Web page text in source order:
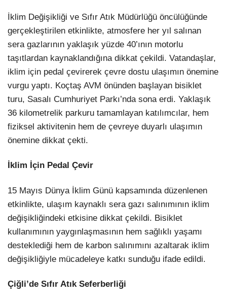
İklim Değişikliği ve Sıfır Atık Müdürlüğü öncülüğünde
gerçekleştirilen etkinlikte, atmosfere her yıl salınan
sera gazlarının yaklaşık yüzde 40’ının motorlu
taşıtlardan kaynaklandığına dikkat çekildi. Vatandaşlar,
iklim için pedal çevirerek çevre dostu ulaşımın önemine
vurgu yaptı. Koçtaş AVM önünden başlayan bisiklet
turu, Sasalı Cumhuriyet Parkı’nda sona erdi. Yaklaşık
36 kilometrelik parkuru tamamlayan katılımcılar, hem
fiziksel aktivitenin hem de çevreye duyarlı ulaşımın
önemine dikkat çekti.
İklim İçin Pedal Çevir
15 Mayıs Dünya İklim Günü kapsamında düzenlenen
etkinlikte, ulaşım kaynaklı sera gazı salınımının iklim
değişikliğindeki etkisine dikkat çekildi. Bisiklet
kullanımının yaygınlaşmasının hem sağlıklı yaşamı
desteklediği hem de karbon salınımını azaltarak iklim
değişikliğiyle mücadeleye katkı sunduğu ifade edildi.
Çiğli’de Sıfır Atık Seferberliği